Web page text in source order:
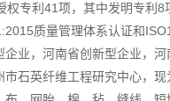
专利41项，其中发明专利8
质量管理体系认证和
业，河南省创新型企业，河
石英纤维工程研究中心，